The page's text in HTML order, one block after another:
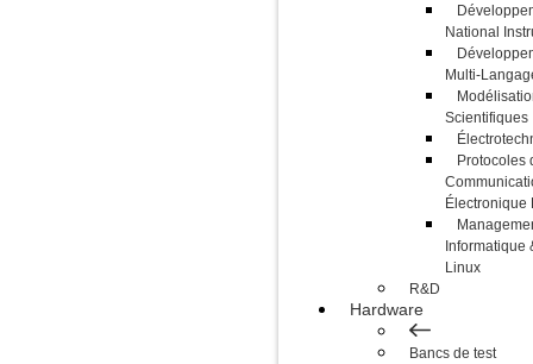
National
Multi-
Scientifiques
Protocoles
Électronique
Informatique
Linux
R&D
Hardware
Bancs de test